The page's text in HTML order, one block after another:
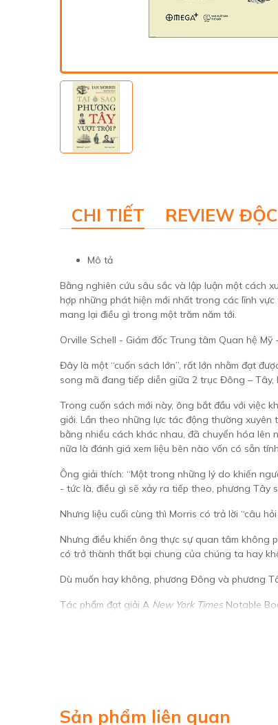
CHI TIẾT REVIEW
Mô tả
Bằng nghiên cứu sâu sắc và lập luận một cách
hợp những phát hiện mới nhất trong các lĩnh
mang lại điều gì trong một trăm năm tới.
Orville Schell - Giám đốc Trung tâm Quan hệ
Đây là một “cuốn sách lớn”, rất lớn nhằm đạt
song mã đang tiếp diễn giữa 2 trục Đông –
Trong cuốn sách mới này, ông bắt đầu với việc
giới. Lần theo những lực tác động thường
bằng nhiều cách khác nhau, đã chuyển hóa
nữa là đánh giá xem liệu bên nào vốn có sẵn
Ông giải thích: “Một trong những lý do khiến
- tức là, điều gì sẽ xảy ra tiếp theo, phương Tây
Nhưng liệu cuối cùng thì Morris có trả lời “câu
Nhưng điều khiến ông thực sự quan tâm không
có trở thành thất bại chung của chúng ta hay
Dù muốn hay không, phương Đông và phương
Tác phẩm đạt giải A New York TimesNotable
“Tác phẩm phi hư cấu lớn nhất trong thời gian
nhiên phản ứng dữ dội với xã hội loài người.
Sản phẩm liên quan